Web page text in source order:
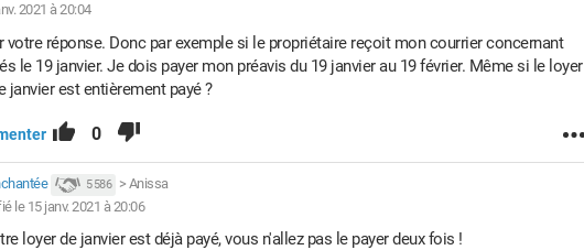
2021 à 20:04
votre réponse. Donc par exemple si le propriétaire reçoit mon courrier concernant
le 19 janvier. Je dois payer mon préavis du 19 janvier au 19 février. Même si le loyer
janvier est entièrement payé ?
0
5 586 > Anissa
le 15 janv. 2021 à 20:06
loyer de janvier est déjà payé, vous n'allez pas le payer deux fois !